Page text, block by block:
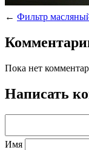
← Фильтр
Пока нет
Написать
Имя